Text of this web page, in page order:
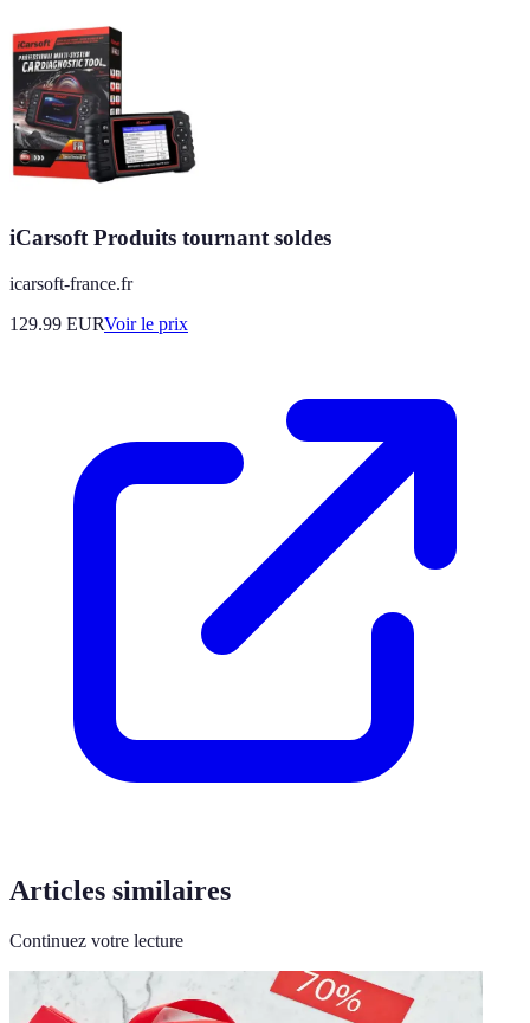
iCarsoft Produits tournant soldes
icarsoft-france.fr
129.99 EURVoir le prix
Articles similaires
Continuez votre lecture